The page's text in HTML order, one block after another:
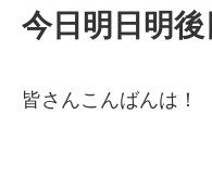
今日明日明後
皆さんこんばんは！